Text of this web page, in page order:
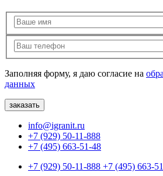
Заполняя форму, я даю согласие на
данных
info@igranit.ru
+7 (929) 50-11-888
+7 (495) 663-51-48
+7 (929) 50-11-888 +7 (495) 663-